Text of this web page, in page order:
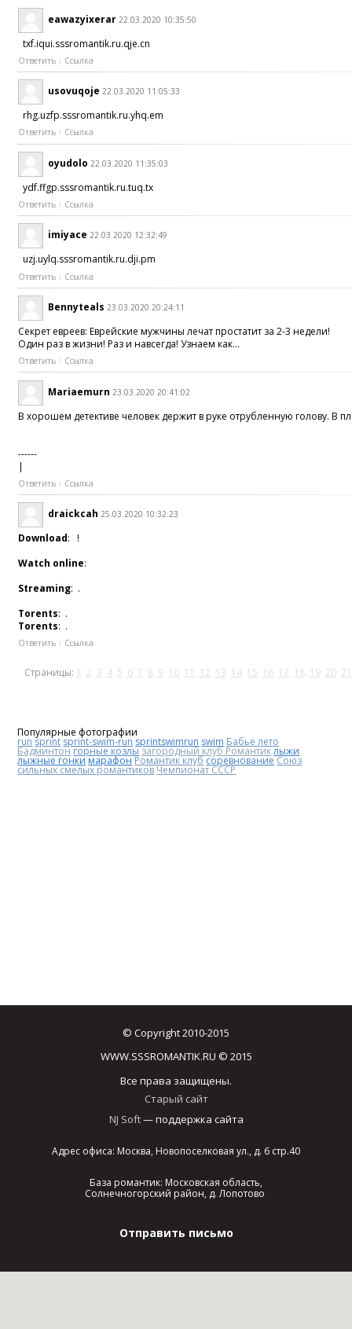
eawazyixerar 22.03.2020 10:35:50
txf.iqui.sssromantik.ru.qje.cn
Ответить Ссылка
usovuqoje 22.03.2020 11:05:33
rhg.uzfp.sssromantik.ru.yhq.em
Ответить Ссылка
oyudolo 22.03.2020 11:35:03
ydf.ffgp.sssromantik.ru.tuq.tx
Ответить Ссылка
imiyace 22.03.2020 12:32:49
uzj.uylq.sssromantik.ru.dji.pm
Ответить Ссылка
Bennyteals 23.03.2020 20:24:11
Секрет евреев: Еврейские мужчины лечат простатит за 2-3 недели!
Один раз в жизни! Раз и навсегда! Узнаем как...
Ответить Ссылка
Mariaemurn 23.03.2020 20:41:02
В хорошем детективе человек держит в руке отрубленную голову. В
------
|
Ответить Ссылка
draickcah 25.03.2020 10:32:23
Download: !
Watch online:
Streaming: .
Torents: .
Torents: .
Ответить Ссылка
Страницы: 1 2 3 4 5 6 7 8 9 10 11 12 13 14 15 16 17 18 19 20 21
Популярные фотографии
run sprint sprint-swim-run sprintswimrun swim Бабье лето
Бадминтонгорные козлы загородный клуб Романтиклыжи
лыжные гонки марафонРомантик клубсоревнованиеСоюз
сильных смелых романтиковЧемпионат СССР
© Copyright 2010-2015
WWW.SSSROMANTIK.RU © 2015
Все права защищены.
Старый сайт
NJ Soft— поддержка сайта
Адрес офиса: Москва, Новопоселковая ул., д. 6 стр.40
База романтик: Московская область,
Солнечногорский район, д. Лопотово
Отправить письмо